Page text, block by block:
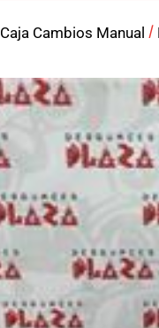
Caja Cambios Manual /